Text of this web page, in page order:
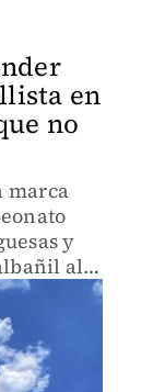
en
no
marca
y
al